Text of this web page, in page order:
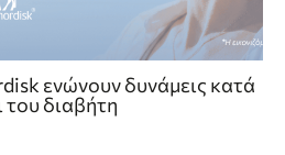
ενώνουν δυνάμεις κατά
του διαβήτη